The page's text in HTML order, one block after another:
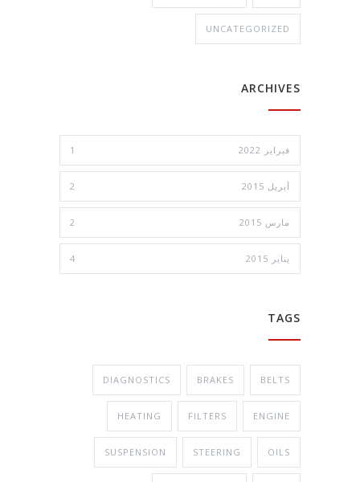
UNCATEGORIZED
ARCHIVES
فبراير 2022 1
أبريل 2015 2
مارس 2015 2
يناير 2015 4
TAGS
BELTS
BRAKES
DIAGNOSTICS
ENGINE
FILTERS
HEATING
OILS
STEERING
SUSPENSION